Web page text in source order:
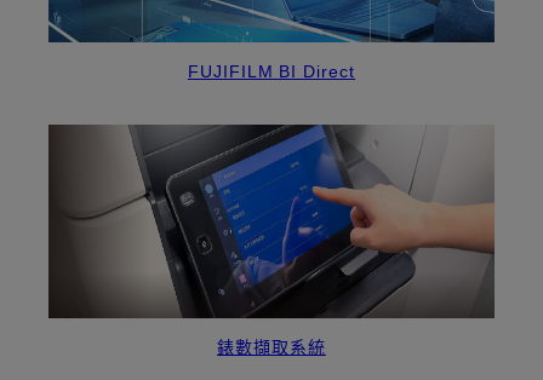
FUJIFILM BI Direct
錶數擷取系統